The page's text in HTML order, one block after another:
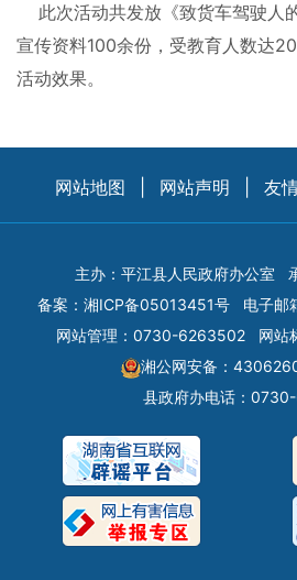
此次活动共发放《致货车驾驶人
宣传资料100余份，受教育人数达
活动效果。
网站地图 网站声明 友
主办：平江县人民政府办公室
备案： 湘ICP备05013451号 电子邮
网站管理：0730-6263502
网站
湘公网安备：
县政府办电话：